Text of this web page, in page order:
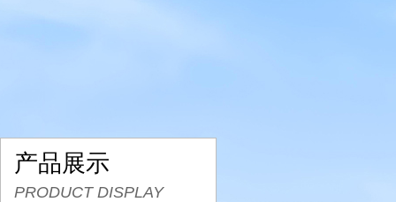
产品展示
PRODUCT DISPLAY